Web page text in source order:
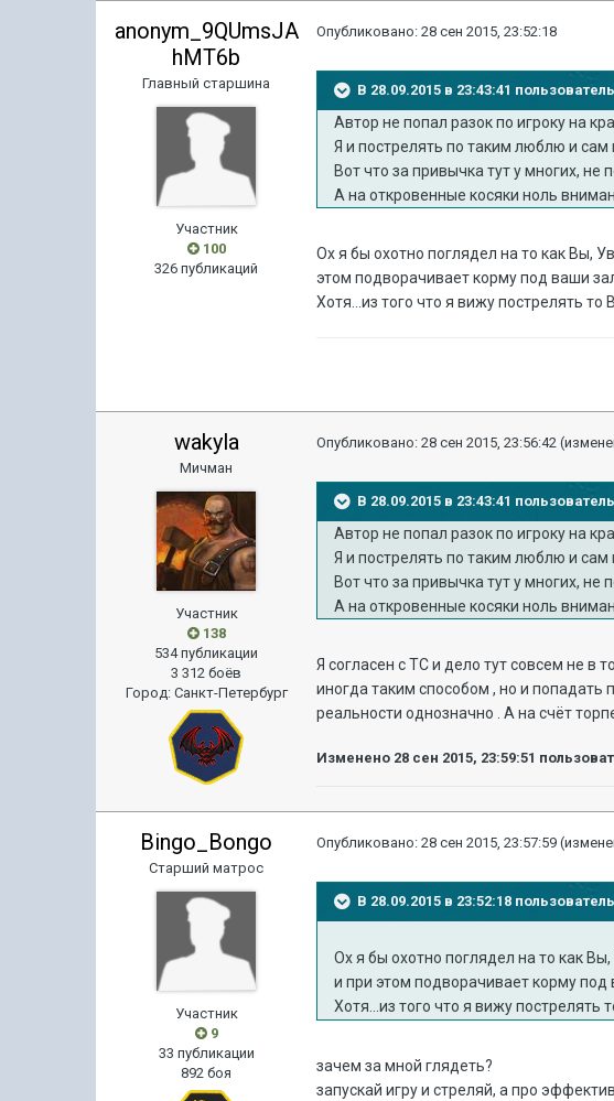
anonym_9QUmsJA
hMT6b
Главный старшина
Участник
100
326 публикаций
Опубликовано:28 сен 2015, 23:52:18
В 28.09.2015 в 23:43:41
Автор не попал разок по игроку на
Я и пострелять по таким люблю и
Вот что за привычка тут у многих, не
А на откровенные косяки ноль
Ох я бы охотно поглядел на то как Вы,
этом подворачивает корму под ваши
Хотя...из того что я вижу пострелять
wakyla
Мичман
Участник
138
534 публикации
3 312 боёв
Город: Санкт-Петербург
Опубликовано:28 сен 2015, 23:56:42
В 28.09.2015 в 23:43:41
Автор не попал разок по игроку на
Я и пострелять по таким люблю и
Вот что за привычка тут у многих, не
А на откровенные косяки ноль
Я согласен с ТС и дело тут совсем не в
иногда таким способом , но и попадать
реальности однозначно . А на счёт
Изменено 28 сен 2015, 23:59:51
Bingo_Bongo
Старший матрос
Участник
9
33 публикации
892 боя
Опубликовано:28 сен 2015, 23:57:59
В 28.09.2015 в 23:52:18
Ох я бы охотно поглядел на то как
и при этом подворачивает корму
Хотя...из того что я вижу
зачем за мной глядеть?
запускай игру и стреляй, а про